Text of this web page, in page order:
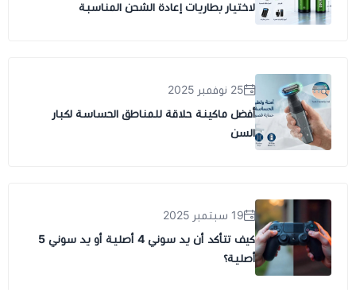
لاختيار بطاريات إعادة الشحن المناسبة
25 نوفمبر 2025
أفضل ماكينة حلاقة للمناطق الحساسة لكبار
السن
19 سبتمبر 2025
كيف تتأكد أن يد سوني 4 أصلية أو يد سوني 5
أصلية؟